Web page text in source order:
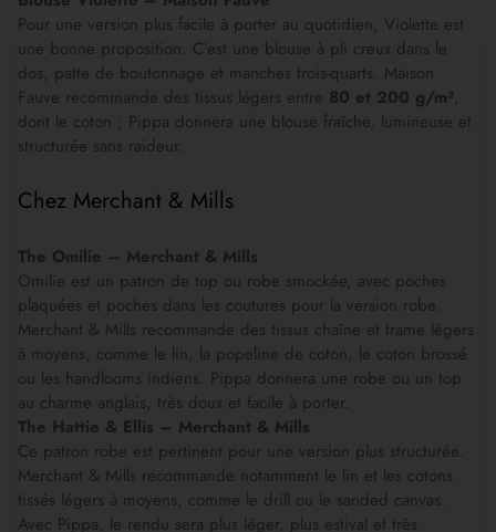
Pour une version plus facile à porter au quotidien, Violette est
une bonne proposition. C’est une blouse à pli creux dans le
dos, patte de boutonnage et manches trois-quarts. Maison
Fauve recommande des tissus légers entre 80 et 200 g/m²,
dont le coton ; Pippa donnera une blouse fraîche, lumineuse et
structurée sans raideur.
Chez Merchant & Mills
The Omilie – Merchant & Mills
Omilie est un patron de top ou robe smockée, avec poches
plaquées et poches dans les coutures pour la version robe.
Merchant & Mills recommande des tissus chaîne et trame légers
à moyens, comme le lin, la popeline de coton, le coton brossé
ou les handlooms indiens. Pippa donnera une robe ou un top
au charme anglais, très doux et facile à porter.
The Hattie & Ellis – Merchant & Mills
Ce patron robe est pertinent pour une version plus structurée.
Merchant & Mills recommande notamment le lin et les cotons
tissés légers à moyens, comme le drill ou le sanded canvas.
Avec Pippa, le rendu sera plus léger, plus estival et très